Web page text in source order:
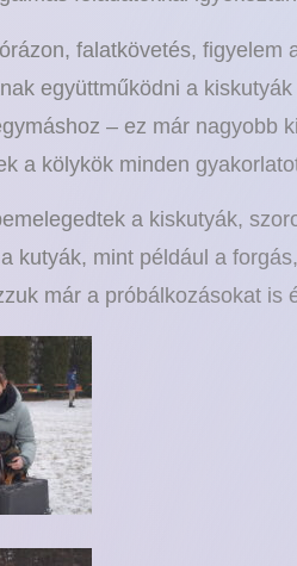
falatkövetés,
együttműködni a
– ez már nagyobb
a kölykök minden
a kiskutyák,
kutyák, mint például a
már a próbálkozásokat is